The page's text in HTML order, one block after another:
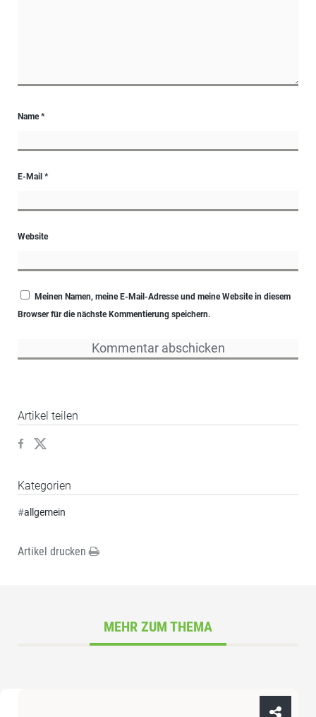
Name*
E-Mail *
Website
Meinen Namen, meine E-Mail-Adresse und meine Website in diesem
Browser für die nächste Kommentierung speichern.
Artikel teilen
Kategorien
#allgemein
Artikel drucken
MEHR ZUM THEMA